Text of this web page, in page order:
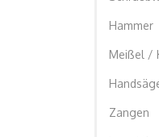
Hammer
Meißel /
Zangen